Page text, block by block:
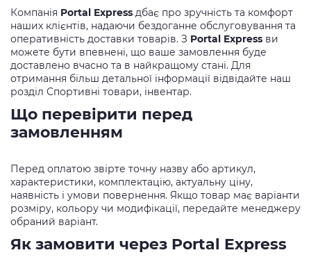
Компанія Portal Express дбає про зручність та комфорт
наших клієнтів, надаючи бездоганне обслуговування та
оперативність доставки товарів. З Portal Express ви
можете бути впевнені, що ваше замовлення буде
доставлено вчасно та в найкращому стані. Для
отримання більш детальної інформації відвідайте наш
розділ Спортивні товари, інвентар.
Що перевірити перед
замовленням
Перед оплатою звірте точну назву або артикул,
характеристики, комплектацію, актуальну ціну,
наявність і умови повернення. Якщо товар має варіанти
розміру, кольору чи модифікації, передайте менеджеру
обраний варіант.
Як замовити через Portal Express